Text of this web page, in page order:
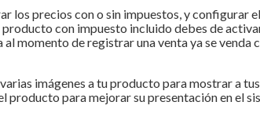
los precios con o sin impuestos, y configurar
con impuesto incluido debes de
momento de registrar una venta ya se venda
imágenes a tu producto para mostrar a
producto para mejorar su presentación en el